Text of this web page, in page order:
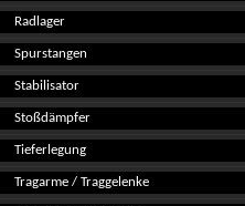
Radlager
Spurstangen
Stabilisator
Stoßdämpfer
Tieferlegung
Tragarme / Traggelenke